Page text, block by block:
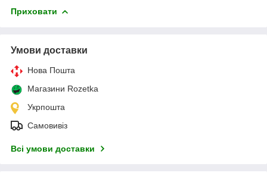
Приховати
Умови доставки
Нова Пошта
Магазини Rozetka
Укрпошта
Самовивіз
Всі умови доставки